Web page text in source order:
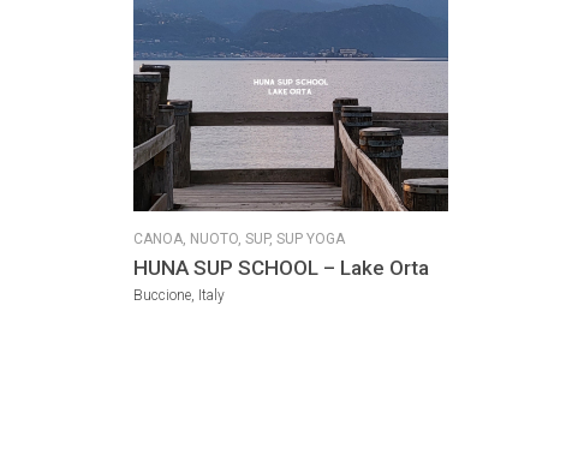
CANOA, NUOTO, SUP, SUP YOGA
HUNA SUP SCHOOL – Lake Orta
Buccione, Italy